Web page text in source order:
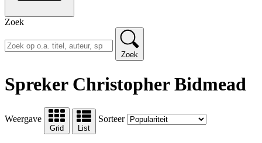
Zoek
Zoek
Spreker Christopher Bidmead
Weergave
Grid List
Sorteer